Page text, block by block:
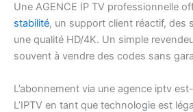
Une AGENCE IP TV professionnelle
stabilité, un support client réactif, des
une qualité HD/4K. Un simple
souvent à vendre des codes sans
L’abonnement via une agence iptv
L’IPTV en tant que technologie est